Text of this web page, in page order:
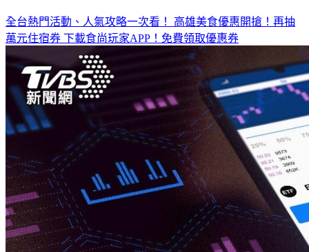
全台熱門活動、人氣攻略一次看！ 高雄美食優惠開搶！再抽
萬元住宿券 下載食尚玩家APP！免費領取優惠券